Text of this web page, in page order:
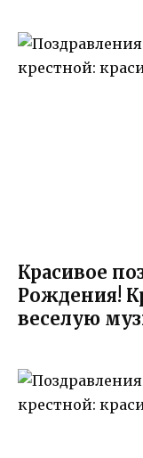
Красивое
Рождения!
веселую